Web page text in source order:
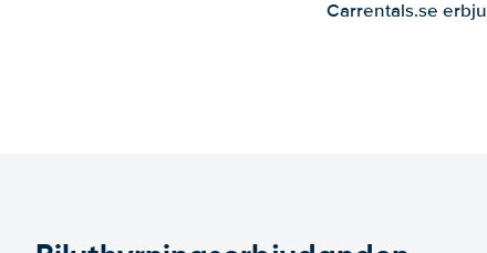
Carrentals.se